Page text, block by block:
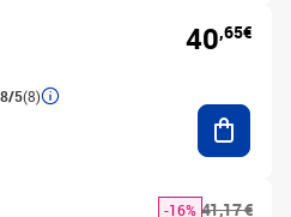
5(8)
40,65€
41,17 €
-16%